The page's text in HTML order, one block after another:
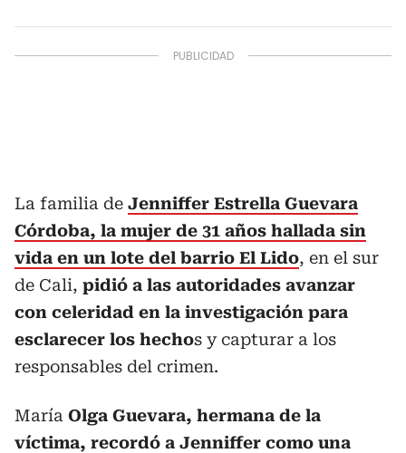
La familia de Jenniffer Estrella Guevara
Córdoba, la mujer de 31 años hallada sin
vida en un lote del barrio El Lido, en el sur
de Cali, pidió a las autoridades avanzar
con celeridad en la investigación para
esclarecer los hechos y capturar a los
responsables del crimen.
María Olga Guevara, hermana de la
víctima, recordó a Jenniffer como una